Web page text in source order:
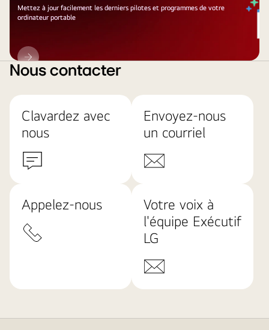
Mettez à jour facilement les derniers pilotes et programmes de votre
ordinateur portable
Mise
à
LG
Nous contacter
Clavardez avec
nous
Envoyez-nous
un courriel
Appelez-nous
Votre voix à
l'équipe Exécutif
LG